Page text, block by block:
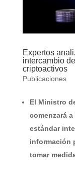
Expertos
intercambio
criptoactivos
Publicaciones
El Ministro
comenzará
estándar
información
tomar